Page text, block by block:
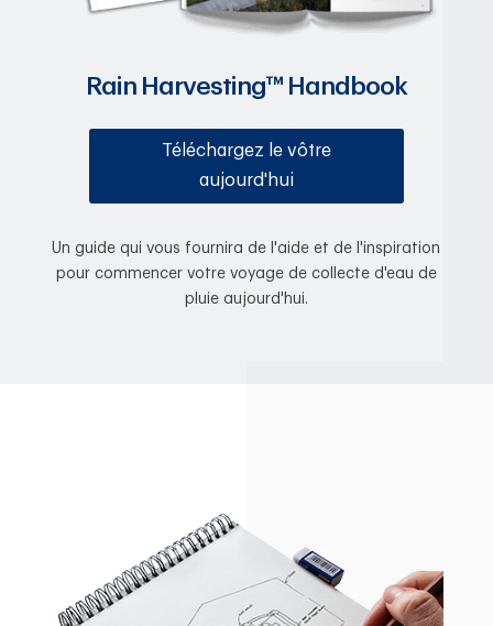
Rain Harvesting™ Handbook
Téléchargez le vôtre
aujourd'hui
Un guide qui vous fournira de l'aide et de l'inspiration
pour commencer votre voyage de collecte d'eau de
pluie aujourd'hui.